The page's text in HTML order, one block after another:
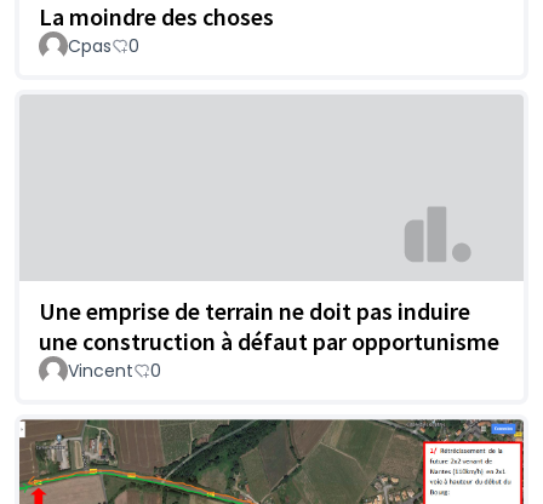
La moindre des choses
Cpas 0
Une emprise de terrain ne doit pas induire
une construction à défaut par opportunisme
Vincent 0